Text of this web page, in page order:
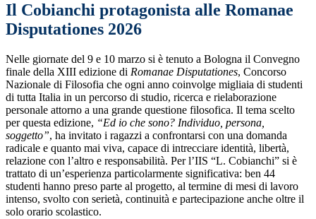
Il Cobianchi protagonista alle Romanae
Disputationes 2026
Nelle giornate del 9 e 10 marzo si è tenuto a Bologna il Convegno
finale della XIII edizione di Romanae Disputationes, Concorso
Nazionale di Filosofia che ogni anno coinvolge migliaia di studenti
di tutta Italia in un percorso di studio, ricerca e rielaborazione
personale attorno a una grande questione filosofica. Il tema scelto
per questa edizione, “Ed io che sono? Individuo, persona,
soggetto”, ha invitato i ragazzi a confrontarsi con una domanda
radicale e quanto mai viva, capace di intrecciare identità, libertà,
relazione con l’altro e responsabilità. Per l’IIS “L. Cobianchi” si è
trattato di un’esperienza particolarmente significativa: ben 44
studenti hanno preso parte al progetto, al termine di mesi di lavoro
intenso, svolto con serietà, continuità e partecipazione anche oltre il
solo orario scolastico.